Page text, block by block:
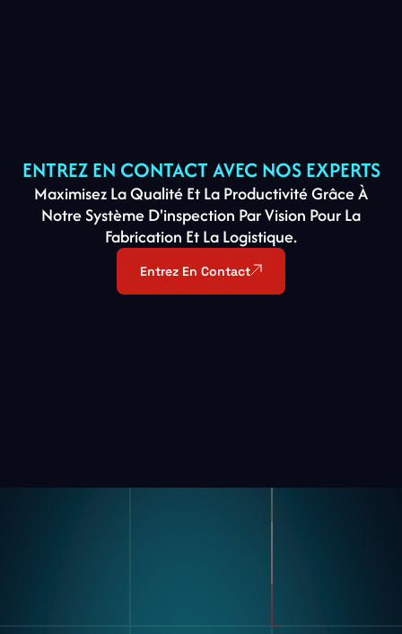
ENTREZ EN CONTACT AVEC NOS EXPERTS
Maximisez La Qualité Et La Productivité Grâce À
Notre Système D'inspection Par Vision Pour La
Fabrication Et La Logistique.
Entrez En Contact